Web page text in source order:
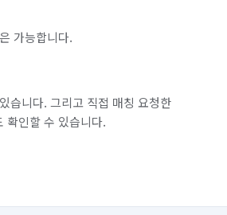
가능합니다.
습니다. 그리고 직접 매칭 요청한
확인할 수 있습니다.